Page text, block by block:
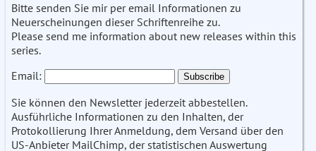
Bitte senden Sie mir per email Informationen zu
Neuerscheinungen dieser Schriftenreihe zu.
Please send me information about new releases within this
series.
Email:
Sie können den Newsletter jederzeit abbestellen.
Ausführliche Informationen zu den Inhalten, der
Protokollierung Ihrer Anmeldung, dem Versand über den
US-Anbieter MailChimp, der statistischen Auswertung